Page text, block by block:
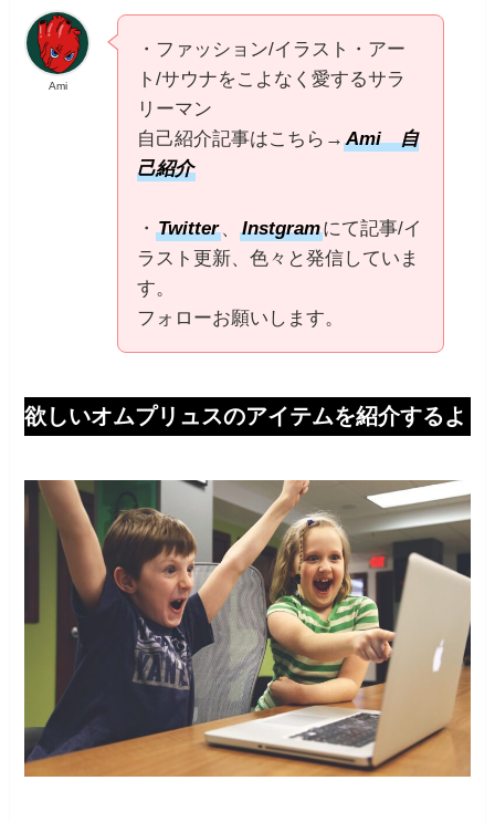
Ami
・ファッション/イラスト・アー
ト/サウナをこよなく愛するサラ
リーマン
自己紹介記事はこちら→Ami 自
己紹介
・Twitter、Instgramにて記事/イ
ラスト更新、色々と発信していま
す。
フォローお願いします。
欲しいオムプリュスのアイテムを紹介するよ